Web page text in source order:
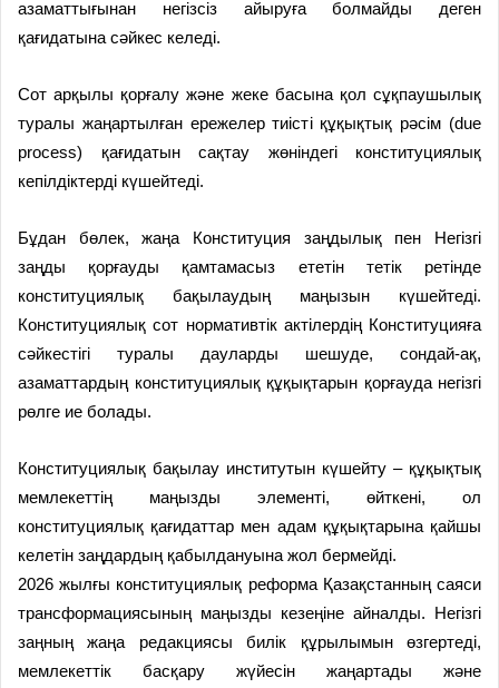
азаматтығынан негізсіз айыруға болмайды деген
қағидатына сәйкес келеді.
Сот арқылы қорғалу және жеке басына қол сұқпаушылық
туралы жаңартылған ережелер тиісті құқықтық рәсім (due
process) қағидатын сақтау жөніндегі конституциялық
кепілдіктерді күшейтеді.
Бұдан бөлек, жаңа Конституция заңдылық пен Негізгі
заңды қорғауды қамтамасыз ететін тетік ретінде
конституция­лық бақылау­дың маңызын күшейтеді.
Конституциялық сот нормативтік актілердің Конституцияға
сәйкестігі туралы дауларды шешуде, сондай-ақ,
азаматтардың конституция­лық құқықтарын қорғауда негізгі
рөлге ие болады.
Конституциялық бақылау институтын күшейту – құқықтық
мемлекеттің маңызды элементі, өйткені, ол
конституциялық қағидаттар мен адам құқықтарына қайшы
келетін заңдардың қабылдануына жол бермейді.
2026 жылғы конституциялық реформа Қазақстанның саяси
трансформациясының маңызды кезеңіне айналды. Негізгі
заңның жаңа редакциясы билік құрылымын өзгертеді,
мемлекеттік басқару жүйесін жаңартады және